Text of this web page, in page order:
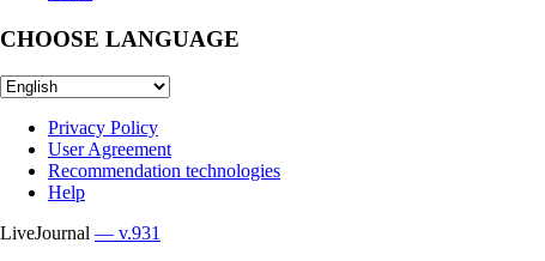
CHOOSE LANGUAGE
Privacy Policy
User Agreement
Recommendation technologies
Help
LiveJournal — v.931